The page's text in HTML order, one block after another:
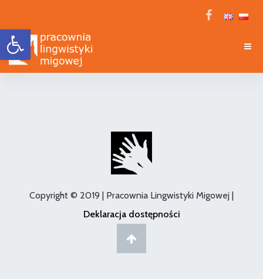
Open toolbar
Copyright © 2019 | Pracownia Lingwistyki Migowej |
Deklaracja dostępności